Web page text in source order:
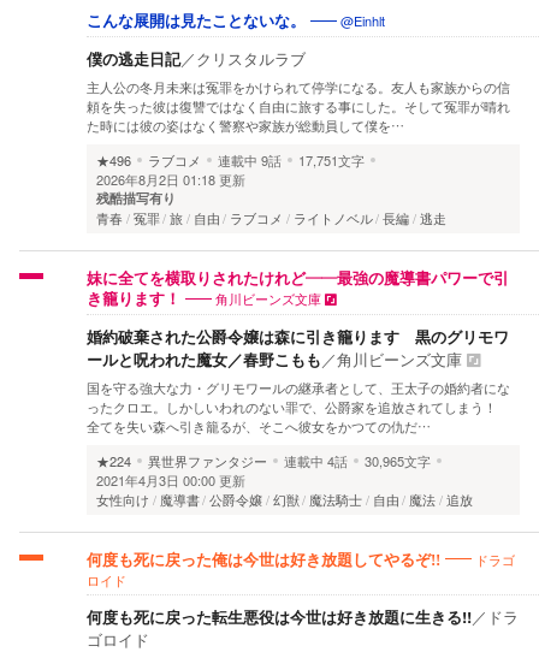
こんな展開は見たことないな。 @Einhlt
僕の逃走日記／クリスタルラブ
主人公の冬月未来は冤罪をかけられて停学になる。友人も家族からの信
頼を失った彼は復讐ではなく自由に旅する事にした。そして冤罪が晴れ
た時には彼の姿はなく警察や家族が総動員して僕を…
★496
ラブコメ 連載中 9話
17,751文字
2026年8月2日 01:18 更新
残酷描写有り
青春 冤罪 旅 自由 ラブコメ ライトノベル 長編 逃走
妹に全てを横取りされたけれど――最強の魔導書パワーで引
き籠ります！
角川ビーンズ文庫
婚約破棄された公爵令嬢は森に引き籠ります 黒のグリモワ
ールと呪われた魔女／春野こもも／角川ビーンズ文庫
国を守る強大な力・グリモワールの継承者として、王太子の婚約者にな
ったクロエ。しかしいわれのない罪で、公爵家を追放されてしまう！
全てを失い森へ引き籠るが、そこへ彼女をかつての仇だ…
★224
異世界ファンタジー 連載中 4話
30,965文字
2021年4月3日 00:00 更新
女性向け
魔導書 公爵令嬢 幻獣 魔法騎士 自由 魔法 追放
何度も死に戻った俺は今世は好き放題してやるぞ!!
ドラゴ
ロイド
何度も死に戻った転生悪役は今世は好き放題に生きる!!／ ドラ
ゴロイド